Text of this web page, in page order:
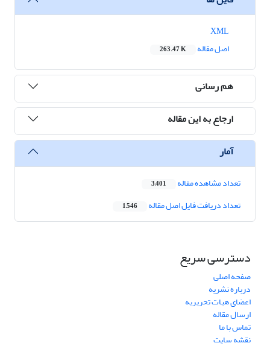
اصل مقاله
263.47 K
هم رسانی
ارجاع به این مقاله
آمار
تعداد مشاهده مقاله 3,401
تعداد دریافت فایل اصل مقاله 1,546
دسترسی سریع
صفحه اصلی
درباره نشریه
اعضای هیات تحریریه
ارسال مقاله
تماس با ما
نقشه سایت